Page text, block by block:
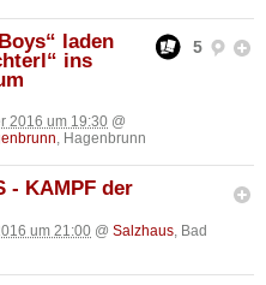
5
laden
ins
2016 um 19:30 @
, Hagenbrunn
- KAMPF der
um 21:00 @ Salzhaus , Bad